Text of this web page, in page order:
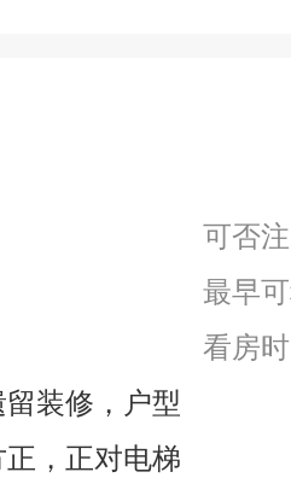
可否
最早
看房
留装修，户型
正，正对电梯